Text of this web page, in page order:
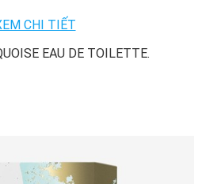
EAU DE TOILETTE.